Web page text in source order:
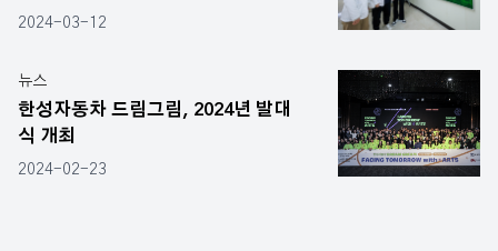
2024-03-12
뉴스
한성자동차 드림그림, 2024년 발대
식 개최
2024-02-23